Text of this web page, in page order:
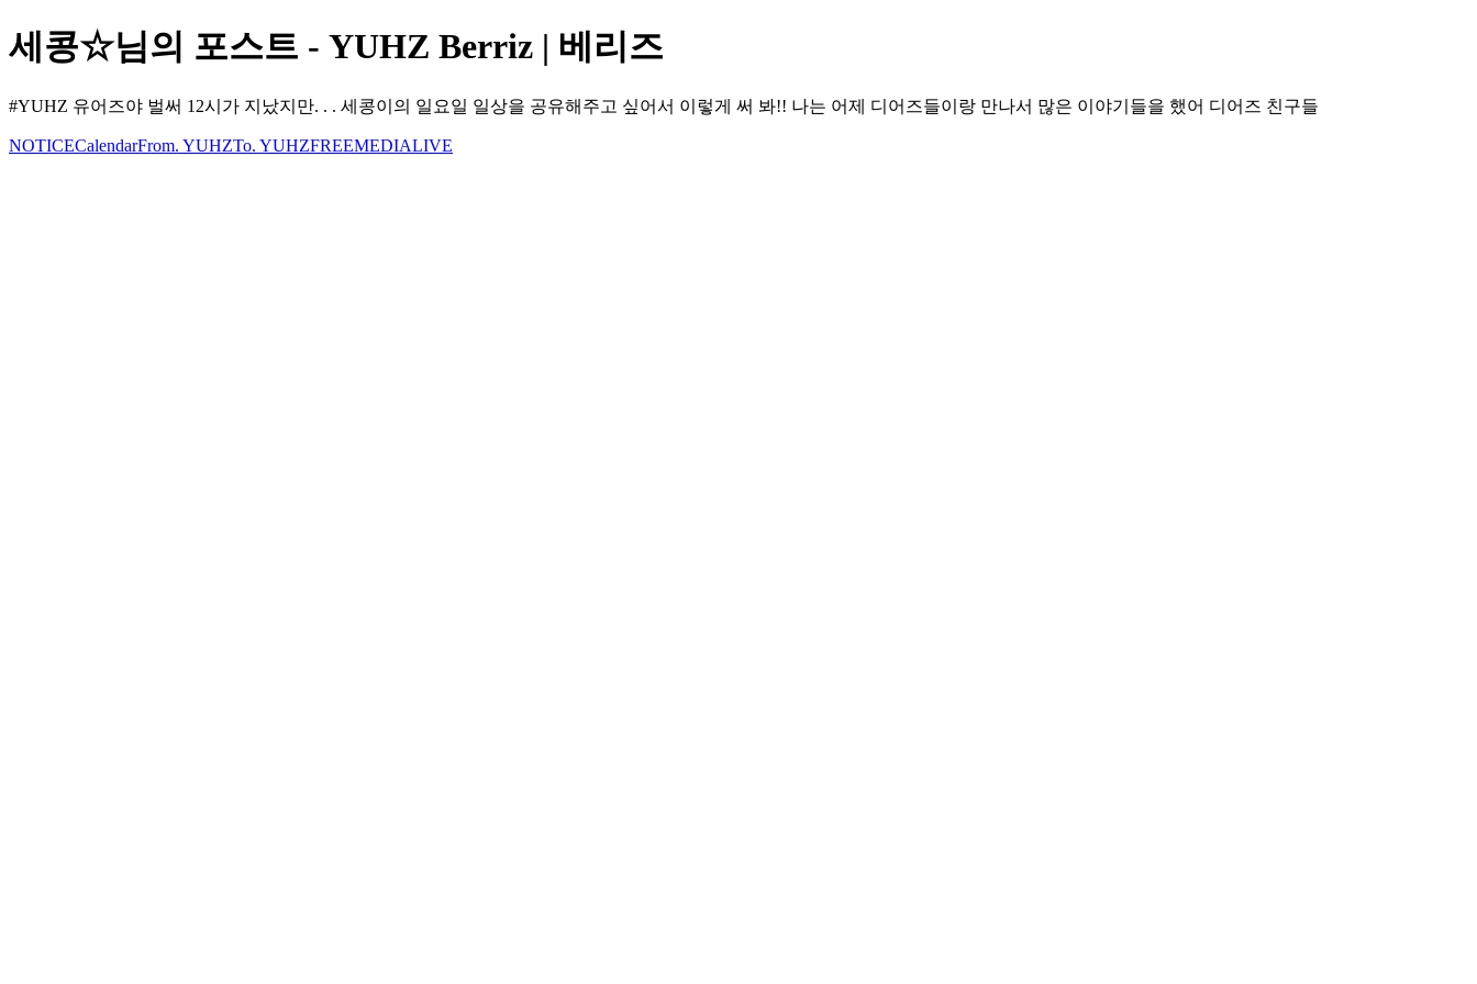
세콩☆님의 포스트 - YUHZ Berriz | 베리즈
#YUHZ 유어즈야 벌써 12시가 지났지만. . . 세콩이의 일요일 일상을 공유해주고 싶어서 이렇게 써 봐!! 나는 어제 디어즈들이랑 만나서 많은 이야기들을 했어 디어즈 친구들
NOTICECalendarFrom. YUHZTo. YUHZFREEMEDIALIVE